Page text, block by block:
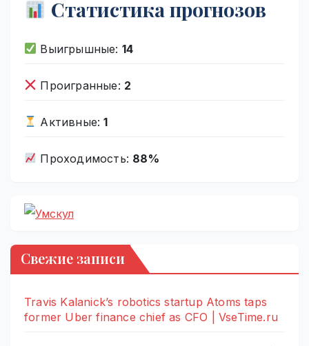
Статистика прогнозов
Выигрышные: 14
Проигранные: 2
Активные:1
Проходимость: 88%
Свежие записи
Travis Kalanick’s robotics startup Atoms taps
former Uber finance chief as CFO | VseTime.ru